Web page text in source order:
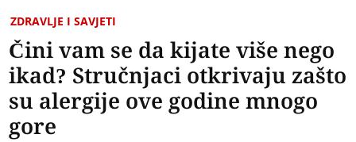
ZDRAVLJE I SAVJETI
Čini vam se da kijate više nego
ikad? Stručnjaci otkrivaju zašto
su alergije ove godine mnogo
gore